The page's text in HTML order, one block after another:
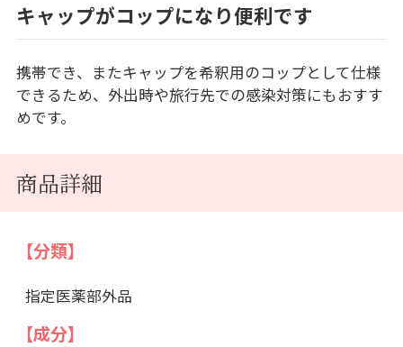
キャップがコップになり便利です
携帯でき、またキャップを希釈用のコップとして仕様
できるため、外出時や旅行先での感染対策にもおすす
めです。
商品詳細
【分類】
指定医薬部外品
【成分】